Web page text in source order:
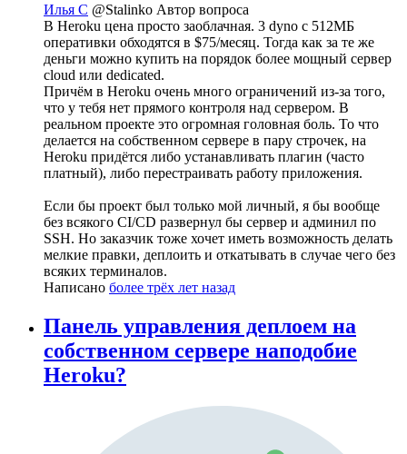
Илья С @Stalinko Автор вопроса
В Heroku цена просто заоблачная. 3 dyno с 512МБ
оперативки обходятся в $75/месяц. Тогда как за те же
деньги можно купить на порядок более мощный сервер
cloud или dedicated.
Причём в Heroku очень много ограничений из-за того,
что у тебя нет прямого контроля над сервером. В
реальном проекте это огромная головная боль. То что
делается на собственном сервере в пару строчек, на
Heroku придётся либо устанавливать плагин (часто
платный), либо перестраивать работу приложения.
Если бы проект был только мой личный, я бы вообще
без всякого CI/CD развернул бы сервер и админил по
SSH. Но заказчик тоже хочет иметь возможность делать
мелкие правки, деплоить и откатывать в случае чего без
всяких терминалов.
Написано более трёх лет назад
Панель управления деплоем на
собственном сервере наподобие
Heroku?